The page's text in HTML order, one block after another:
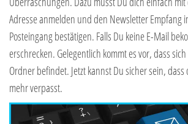
Adresse anmelden und den Newsletter Empfang
Posteingang bestätigen. Falls Du keine E-Mail
erschrecken. Gelegentlich kommt es vor, dass
Ordner befindet. Jetzt kannst Du sicher sein,
mehr verpasst.